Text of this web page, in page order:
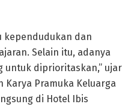
kependudukan dan
Selain itu, adanya
untuk diprioritaskan,” ujar
Karya Pramuka Keluarga
di Hotel Ibis